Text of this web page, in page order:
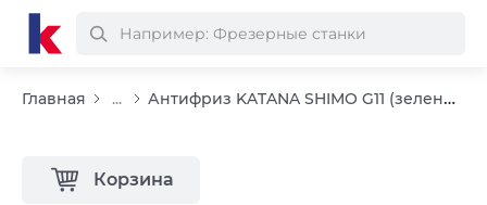
Главная ... Антифриз KATANA SHIMO G11 (зеленый) канистра 20L
Корзина